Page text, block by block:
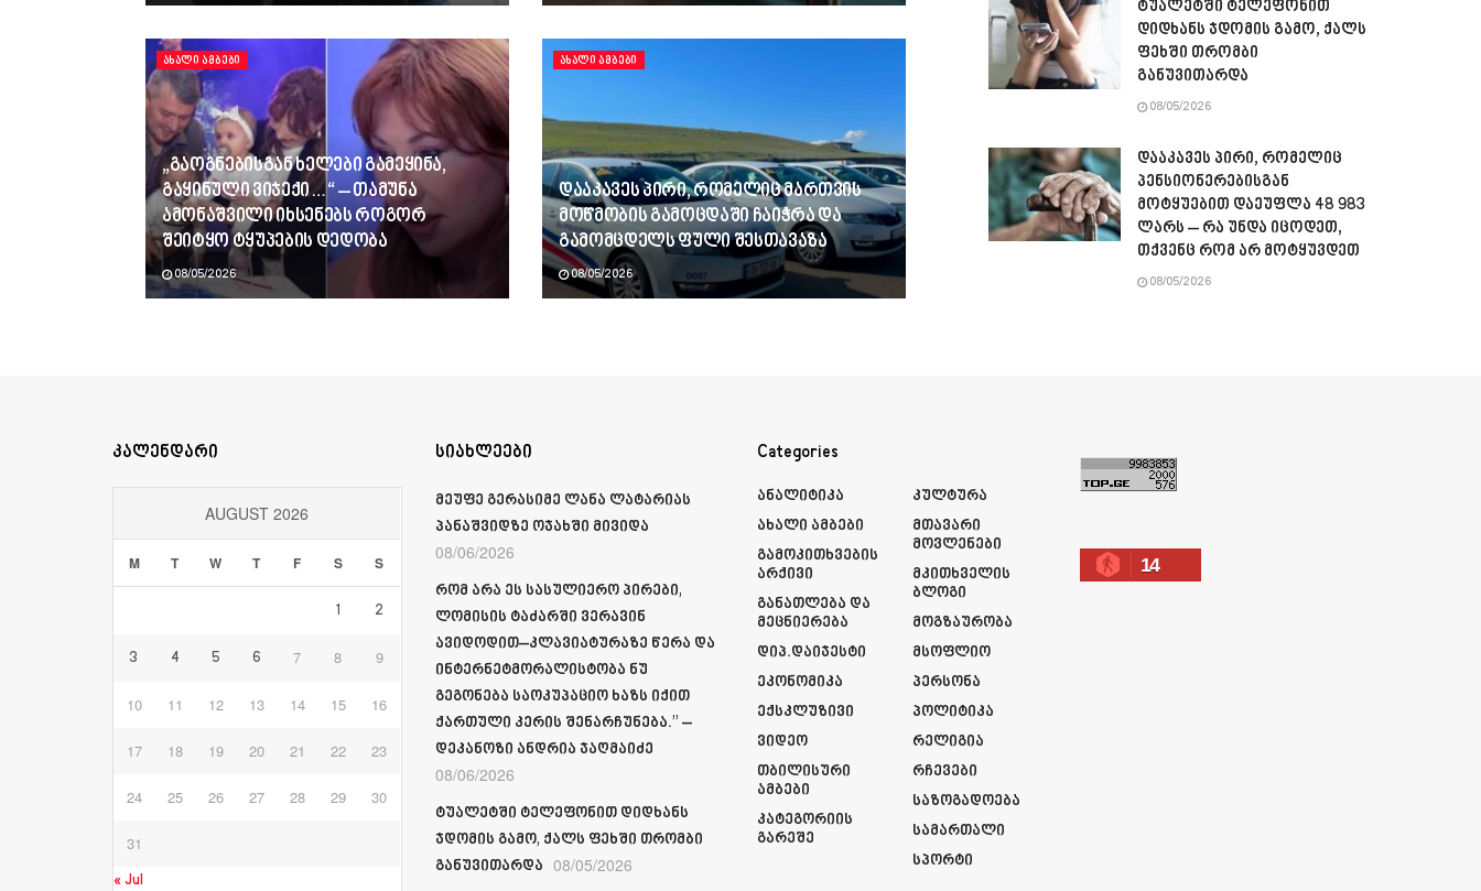
ᲐᲮᲐᲚᲘ ᲐᲛᲑᲔᲑᲘ
„გაოგნებისგან ხელები გამეყინა,
გაყინული ვიჯექი…“ – თამუნა
ამონაშვილი იხსენებს როგორ
შეიტყო ტყუპების დედობა
08/05/2026
ᲐᲮᲐᲚᲘ ᲐᲛᲑᲔᲑᲘ
დააკავეს პირი, რომელიც მართვის
მოწმობის გამოცდაში ჩაიჭრა და
გამომცდელს ფული შესთავაზა
08/05/2026
ტუალეტში ტელეფონით
დიდხანს ჯდომის გამო, ქალს
ფეხში თრომბი
განუვითარდა
08/05/2026
დააკავეს პირი, რომელიც
პენსიონერებისგან
მოტყუებით დაეუფლა 48 983
ლარს – რა უნდა იცოდეთ,
თქვენც რომ არ მოტყუვდეთ
08/05/2026
კალენდარი
AUGUST 2026
M T W T F S S
1 2
3 4 5 6 7 8 9
10 11 12 13 14 15 16
17 18 19 20 21 22 23
24 25 26 27 28 29 30
31
« Jul
სიახლეები
მეუფე გერასიმე ლანა ლატარიას
პანაშვიდზე ოჯახში მივიდა
08/06/2026
რომ არა ეს სასულიერო პირები,
ლომისის ტაძარში ვერავინ
ავიდოდით–კლავიატურაზე წერა და
ინტერნეტმორალისტობა ნუ
გეგონება საოკუპაციო ხაზს იქით
ქართული კერის შენარჩუნება.” –
დეკანოზი ანდრია ჯაღმაიძე
08/06/2026
ტუალეტში ტელეფონით დიდხანს
ჯდომის გამო, ქალს ფეხში თრომბი
განუვითარდა 08/05/2026
Categories
Ანალიტიკა
Ახალი Ამბები
Გამოკითხვების
Არქივი
Განათლება Და
Მეცნიერება
Დიპ.დაიჯესტი
Ეკონომიკა
Ექსკლუზივი
Ვიდეო
Თბილისური
Ამბები
Კატეგორიის
Გარეშე
Კულტურა
Მთავარი
Მოვლენები
Მკითხველის
Ბლოგი
Მოგზაურობა
Მსოფლიო
Პერსონა
Პოლიტიკა
Რელიგია
Რჩევები
Საზოგადოება
Სამართალი
Სპორტი
14